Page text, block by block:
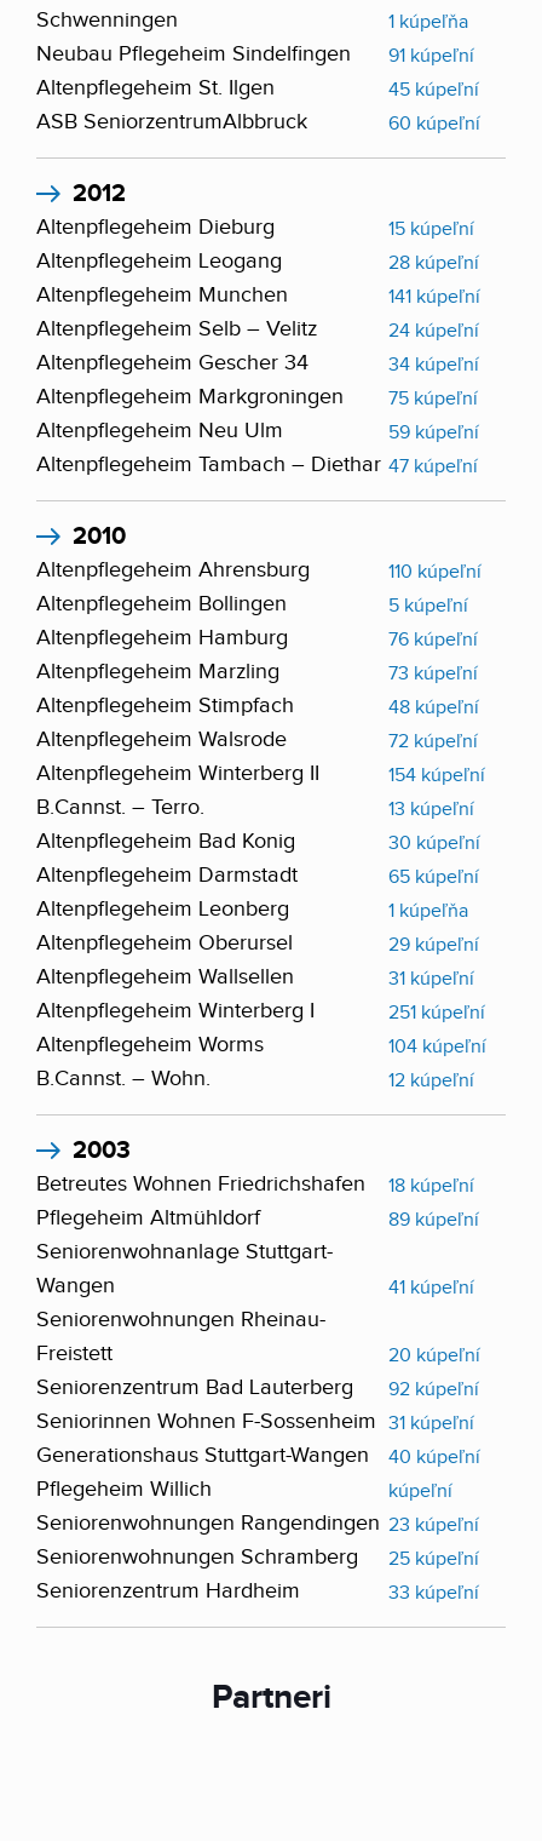
Schwenningen
1 kúpeľňa
Neubau Pflegeheim Sindelfingen 91 kúpeľní
Altenpflegeheim St. Ilgen 45 kúpeľní
ASB SeniorzentrumAlbbruck 60 kúpeľní
2012
Altenpflegeheim Dieburg 15 kúpeľní
Altenpflegeheim Leogang 28 kúpeľní
Altenpflegeheim Munchen 141 kúpeľní
Altenpflegeheim Selb – Velitz 24 kúpeľní
Altenpflegeheim Gescher 34 34 kúpeľní
Altenpflegeheim Markgroningen 75 kúpeľní
Altenpflegeheim Neu Ulm 59 kúpeľní
Altenpflegeheim Tambach – Diethar 47 kúpeľní
2010
Altenpflegeheim Ahrensburg 110 kúpeľní
Altenpflegeheim Bollingen 5 kúpeľní
Altenpflegeheim Hamburg 76 kúpeľní
Altenpflegeheim Marzling 73 kúpeľní
Altenpflegeheim Stimpfach 48 kúpeľní
Altenpflegeheim Walsrode 72 kúpeľní
Altenpflegeheim Winterberg II 154 kúpeľní
B.Cannst. – Terro. 13 kúpeľní
Altenpflegeheim Bad Konig 30 kúpeľní
Altenpflegeheim Darmstadt 65 kúpeľní
Altenpflegeheim Leonberg 1 kúpeľňa
Altenpflegeheim Oberursel 29 kúpeľní
Altenpflegeheim Wallsellen 31 kúpeľní
Altenpflegeheim Winterberg I 251 kúpeľní
Altenpflegeheim Worms 104 kúpeľní
B.Cannst. – Wohn. 12 kúpeľní
2003
Betreutes Wohnen Friedrichshafen 18 kúpeľní
Pflegeheim Altmühldorf 89 kúpeľní
Seniorenwohnanlage Stuttgart-
Wangen
41 kúpeľní
Seniorenwohnungen Rheinau-
Freistett
20 kúpeľní
Seniorenzentrum Bad Lauterberg 92 kúpeľní
Seniorinnen Wohnen F-Sossenheim 31 kúpeľní
Generationshaus Stuttgart-Wangen 40 kúpeľní
Pflegeheim Willich kúpeľní
Seniorenwohnungen Rangendingen 23 kúpeľní
Seniorenwohnungen Schramberg 25 kúpeľní
Seniorenzentrum Hardheim 33 kúpeľní
Partneri